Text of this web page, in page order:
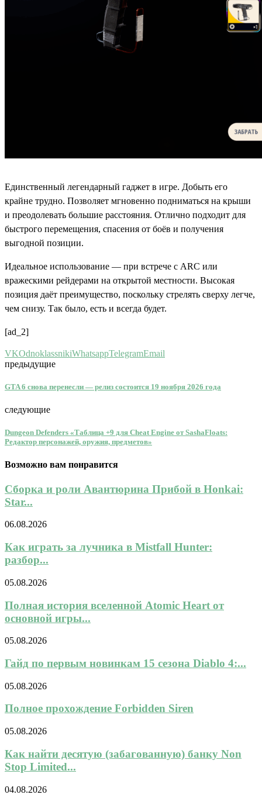
Единственный легендарный гаджет в игре. Добыть его
крайне трудно. Позволяет мгновенно подниматься на крыши
и преодолевать большие расстояния. Отлично подходит для
быстрого перемещения, спасения от боёв и получения
выгодной позиции.
Идеальное использование — при встрече с ARC или
вражескими рейдерами на открытой местности. Высокая
позиция даёт преимущество, поскольку стрелять сверху легче,
чем снизу. Так было, есть и всегда будет.
[ad_2]
VKOdnoklassnikiWhatsappTelegramEmail
предыдущие
GTA 6 снова перенесли — релиз состоится 19 ноября 2026 года
следующие
Dungeon Defenders «Таблица +9 для Cheat Engine от SashaFloats:
Редактор персонажей, оружия, предметов»
Возможно вам понравится
Сборка и роли Авантюрина Прибой в Honkai:
Star...
06.08.2026
Как играть за лучника в Mistfall Hunter:
разбор...
05.08.2026
Полная история вселенной Atomic Heart от
основной игры...
05.08.2026
Гайд по первым новинкам 15 сезона Diablo 4:...
05.08.2026
Полное прохождение Forbidden Siren
05.08.2026
Как найти десятую (забагованную) банку Non
Stop Limited...
04.08.2026